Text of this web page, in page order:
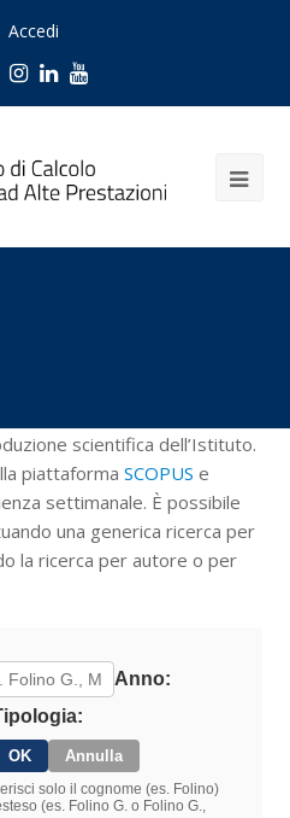
Accedi
Instagram
LinkedIn
Youtube
scientifica dell’Istituto.
piattaformaSCOPUS e
settimanale. È possibile
una generica ricerca per
la ricerca per autore o per